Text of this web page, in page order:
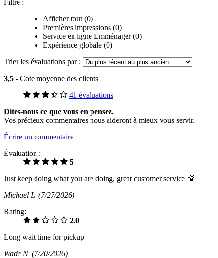
Filtre :
Afficher tout (0)
Premières impressions (0)
Service en ligne Emménager (0)
Expérience globale (0)
Trier les évaluations par :
3,5 - Cote moyenne des clients
41 évaluations
Dites-nous ce que vous en pensez.
Vos précieux commentaires nous aideront à mieux vous servir.
Écrire un commentaire
Évaluation :
5
Just keep doing what you are doing, great customer service 💯
Michael L (7/27/2026)
Rating:
2.0
Long wait time for pickup
Wade N (7/20/2026)